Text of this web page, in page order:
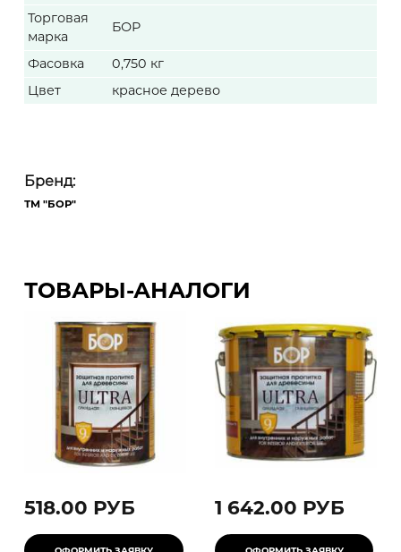
Торговая
марка
БОР
Фасовка
0,750 кг
Цвет
красное дерево
Бренд:
ТМ "БОР"
ТОВАРЫ-АНАЛОГИ
518.00 РУБ 1 642.00 РУБ